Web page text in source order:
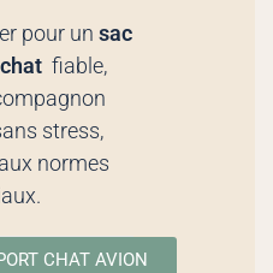
pour un sac
fiable,
stress,
normes
CHAT AVION